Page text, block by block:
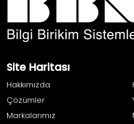
Site Haritası
Hakkımızda
Çözümler
Markalarımız